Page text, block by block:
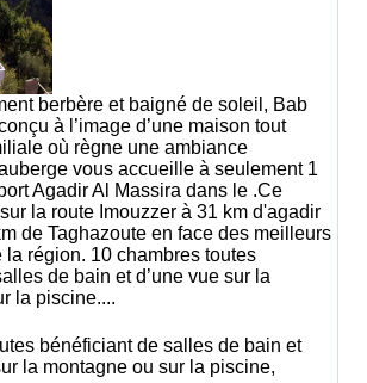
berbère et baigné de soleil, Bab
à l’image d’une maison tout
où règne une ambiance
vous accueille à seulement 1
Agadir Al Massira dans le .Ce
la route Imouzzer à 31 km d'agadir
de Taghazoute en face des meilleurs
la région. 10 chambres toutes
de bain et d’une vue sur la
la piscine....
bénéficiant de salles de bain et
la montagne ou sur la piscine,